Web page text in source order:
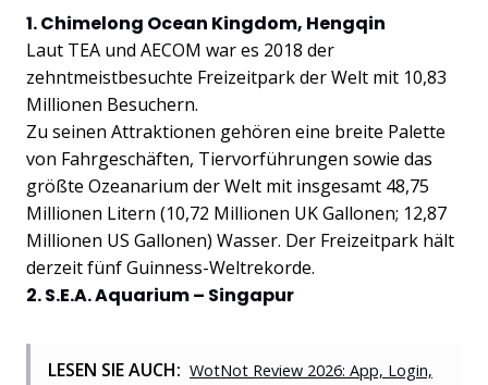
1. Chimelong Ocean Kingdom, Hengqin
Laut TEA und AECOM war es 2018 der
zehntmeistbesuchte Freizeitpark der Welt mit 10,83
Millionen Besuchern.
Zu seinen Attraktionen gehören eine breite Palette
von Fahrgeschäften, Tiervorführungen sowie das
größte Ozeanarium der Welt mit insgesamt 48,75
Millionen Litern (10,72 Millionen UK Gallonen; 12,87
Millionen US Gallonen) Wasser. Der Freizeitpark hält
derzeit fünf Guinness-Weltrekorde.
2. S.E.A. Aquarium – Singapur
LESEN SIE AUCH: WotNot Review 2026: App, Login,